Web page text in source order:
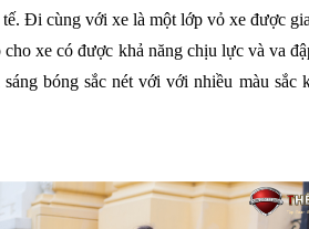
tế. Đi cùng với xe là một lớp vỏ xe được
xe có được khả năng chịu lực và va
bóng sắc nét với với nhiều màu sắc